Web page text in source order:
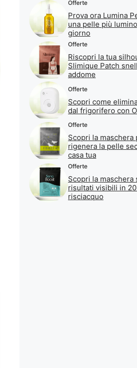
Offerte
Prova ora Lumina
una pelle più
giorno
Offerte
Riscopri la tua
Slimique Patch
addome
Offerte
Scopri come
dal frigorifero con
Offerte
Scopri la maschera
rigenera la pelle
casa tua
Offerte
Scopri la
risultati visibili in
risciacquo